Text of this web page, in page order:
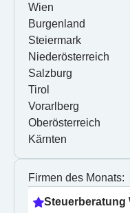
Wien
Burgenland
Steiermark
Niederösterreich
Salzburg
Tirol
Vorarlberg
Oberösterreich
Kärnten
Firmen des Monats:
Steuerberatung